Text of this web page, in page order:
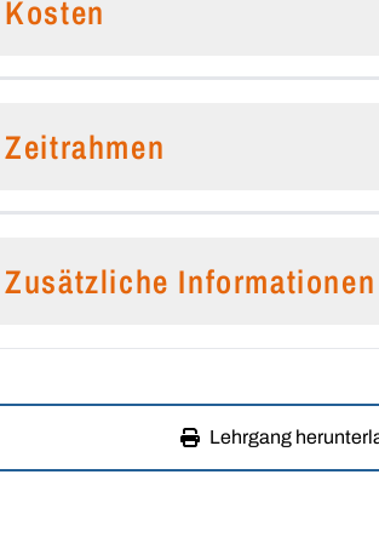
Kosten
Zeitrahmen
Zusätzliche Informationen
Lehrgang